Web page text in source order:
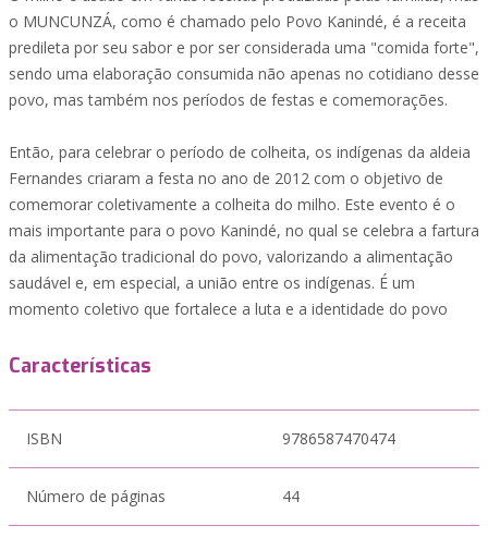
o MUNCUNZÁ, como é chamado pelo Povo Kanindé, é a receita
predileta por seu sabor e por ser considerada uma "comida forte",
sendo uma elaboração consumida não apenas no cotidiano desse
povo, mas também nos períodos de festas e comemorações.
Então, para celebrar o período de colheita, os indígenas da aldeia
Fernandes criaram a festa no ano de 2012 com o objetivo de
comemorar coletivamente a colheita do milho. Este evento é o
mais importante para o povo Kanindé, no qual se celebra a fartura
da alimentação tradicional do povo, valorizando a alimentação
saudável e, em especial, a união entre os indígenas. É um
momento coletivo que fortalece a luta e a identidade do povo
Características
ISBN 9786587470474
Número de páginas 44